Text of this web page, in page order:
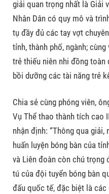
giải quan trọng nhất là Giải
Nhân Dân có quy mô và
tụ đầy đủ các tay vợt
tỉnh, thành phố, ngành;
trẻ thiếu niên nhi đồng
bồi dưỡng các tài năng trẻ
Chia sẻ cùng phóng viên,
Vụ Thể thao thành tích cao
nhận định: “Thông qua
huấn luyện bóng bàn của
và Liên đoàn còn chú trọng
tú của đội tuyển bóng bàn
đấu quốc tế, đặc biệt là